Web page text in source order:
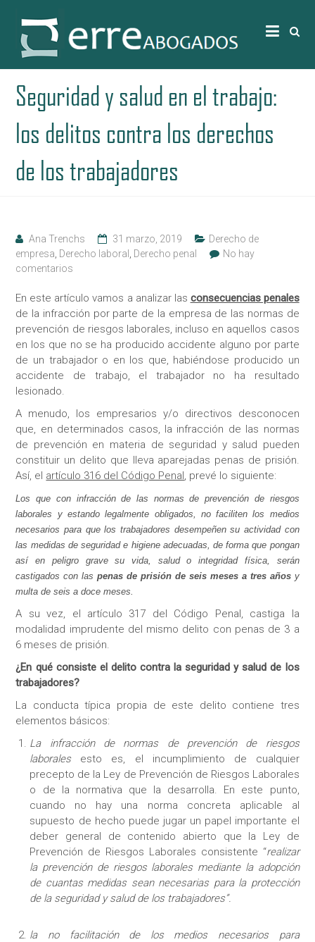
Seguridad y salud en el trabajo:
los delitos contra los derechos
de los trabajadores
Ana Trenchs 31 marzo, 2019
Derecho de
empresa Derecho laboral Derecho penal
No hay
comentarios
En este artículo vamos a analizar las consecuencias penales
de la infracción por parte de la empresa de las normas de
prevención de riesgos laborales, incluso en aquellos casos
en los que no se ha producido accidente alguno por parte
de un trabajador o en los que, habiéndose producido un
accidente de trabajo, el trabajador no ha resultado
lesionado.
A menudo, los empresarios y/o directivos desconocen
que, en determinados casos, la infracción de las normas
de prevención en materia de seguridad y salud pueden
constituir un delito que lleva aparejadas penas de prisión.
Así, el artículo 316 del Código Penal, prevé lo siguiente:
Los que con infracción de las normas de prevención de riesgos
laborales y estando legalmente obligados, no faciliten los medios
necesarios para que los trabajadores desempeñen su actividad con
las medidas de seguridad e higiene adecuadas, de forma que pongan
así en peligro grave su vida, salud o integridad física, serán
castigados con laspenas de prisión de seis meses a tres añosy
multa de seis a doce meses.
A su vez, el artículo 317 del Código Penal, castiga la
modalidad imprudente del mismo delito con penas de 3 a
6 meses de prisión.
¿En qué consiste el delito contra la seguridad y salud de los
trabajadores?
La conducta típica propia de este delito contiene tres
elementos básicos:
La infracción de normas de prevención de riesgos
laboralesesto es, el incumplimiento de cualquier
precepto de la Ley de Prevención de Riesgos Laborales
o de la normativa que la desarrolla. En este punto,
cuando no hay una norma concreta aplicable al
supuesto de hecho puede jugar un papel importante el
deber general de contenido abierto que la Ley de
Prevención de Riesgos Laborales consistente “realizar
la prevención de riesgos laborales mediante la adopción
de cuantas medidas sean necesarias para la protección
de la seguridad y salud de los trabajadores”.
la no facilitación de los medios necesarios para